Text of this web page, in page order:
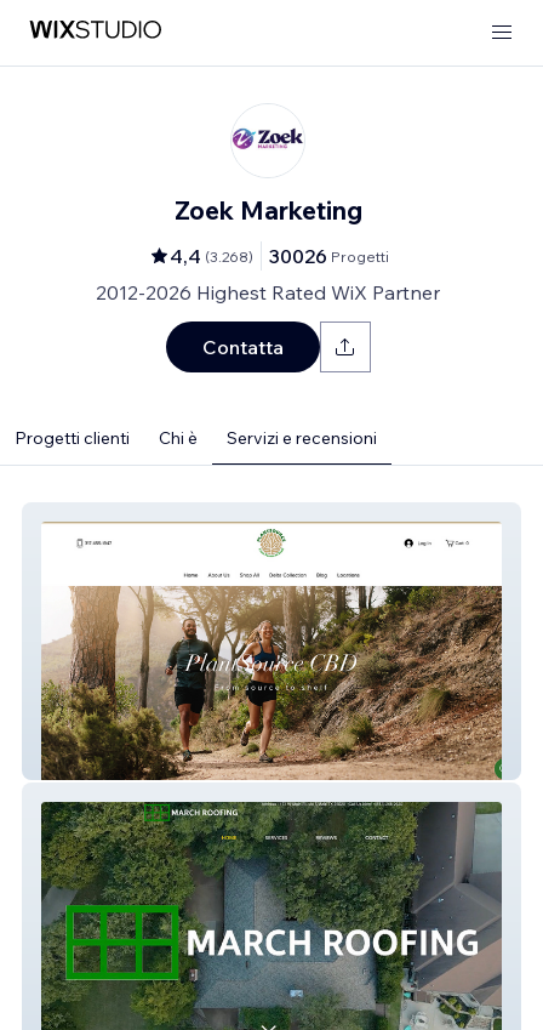
Zoek Marketing
4,4 (3.268) 30026 Progetti
2012-2026 Highest Rated WiX Partner
Contatta
Progetti clienti Chi è Servizi e recensioni
Plantsource